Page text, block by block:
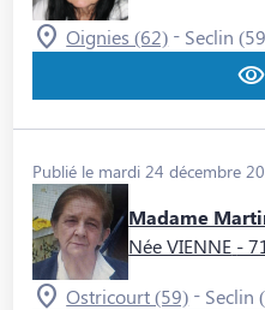
Oignies (62) - Seclin
Publié le mardi 24 décembre
Madame
Née VIENNE -
Ostricourt (59) - Seclin